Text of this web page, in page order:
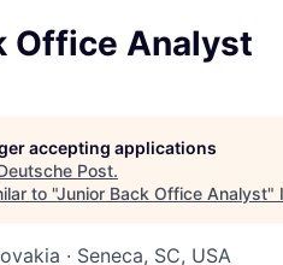
Office Analyst
accepting applications
Post.
to "Junior Back Office Analyst"
· Seneca, SC, USA